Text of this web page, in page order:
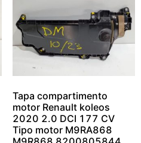
Tapa compartimento
motor Renault koleos
2020 2.0 DCI 177 CV
Tipo motor M9RA868